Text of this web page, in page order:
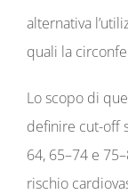
alternativa
quali la
Lo scopo di
definire cut-off
64, 65–74 e
rischio